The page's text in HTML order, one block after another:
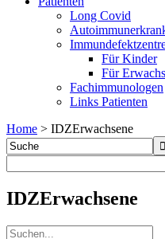
Long Covid
Für Kinder
Für
Fachimmunologen
Links Patienten
Home > IDZErwachsene
IDZErwachsene